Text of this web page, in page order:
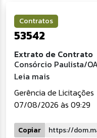
Contratos
53542
Extrato de Contrato
Consórcio Paulista/
Leia mais
Gerência de Licitações
07/08/2026 às 09:29
Copiar